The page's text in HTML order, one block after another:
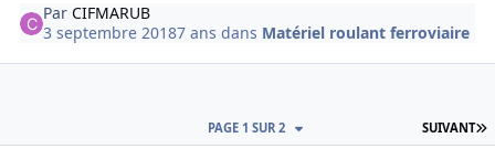
ParCIFMARUB
3 septembre 20187 ans dans Matériel roulant ferroviaire
SUIVANT
PAGE 1 SUR 2